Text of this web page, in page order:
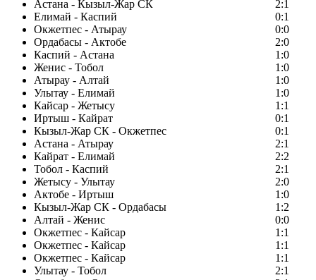
Астана - Кызыл-Жар СК
2:1
Елимай - Каспий
0:1
Окжетпес - Атырау
0:0
Ордабасы - Актобе
2:0
Каспий - Астана
1:0
Женис - Тобол
1:0
Атырау - Алтай
1:0
Улытау - Елимай
1:0
Кайсар - Жетысу
1:1
Иртыш - Кайрат
0:1
Кызыл-Жар СК - Окжетпес
0:1
Астана - Атырау
2:1
Кайрат - Елимай
2:2
Тобол - Каспий
2:1
Жетысу - Улытау
2:0
Актобе - Иртыш
1:0
Кызыл-Жар СК - Ордабасы
1:2
Алтай - Женис
0:0
Окжетпес - Кайсар
1:1
Окжетпес - Кайсар
1:1
Окжетпес - Кайсар
1:1
Улытау - Тобол
2:1